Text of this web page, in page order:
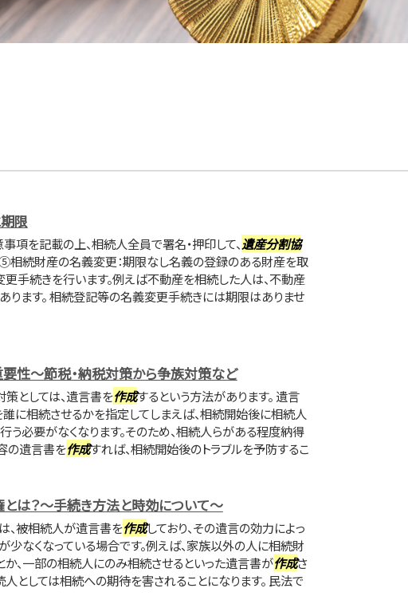
限
項を記載の上、相続人全員で署名・押印して、遺産分割協
⑤相続財産の名義変更：期限なし名義の登録のある財産を取
手続きを行います。例えば不動産を相続した人は、不動産
ります。 相続登記等の名義変更手続きには期限はありませ
性～節税・納税対策から争族対策など
策としては、遺言書を作成するという方法があります。 遺言
誰に相続させるかを指定してしまえば、相続開始後に相続人
必要がなくなります。そのため、相続人らがある程度納得
の遺言書を作成すれば、相続開始後のトラブルを予防するこ
は？～手続き方法と時効について～
、被相続人が遺言書を作成しており、その遺言の効力によっ
なくなっている場合です。例えば、家族以外の人に相続財
か、一部の相続人にのみ相続させるといった遺言書が作成さ
としては相続への期待を害されることになります。 民法で